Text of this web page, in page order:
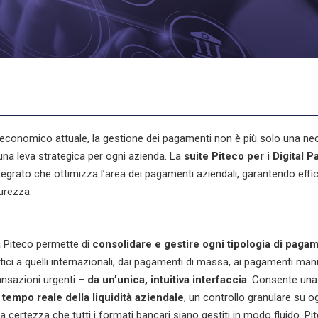
attuale, la gestione dei pagamenti non è più solo una
leva strategica per ogni azienda. La suite Piteco per i Digital
che ottimizza l’area dei pagamenti aziendali, garantendo
permette di consolidare e gestire ogni tipologia di
a quelli internazionali, dai pagamenti di massa, ai pagamenti
urgenti – da un’unica, intuitiva interfaccia . Consente
reale della liquidità aziendale, un controllo granulare su
certezza che tutti i formati bancari siano gestiti in modo fluido.